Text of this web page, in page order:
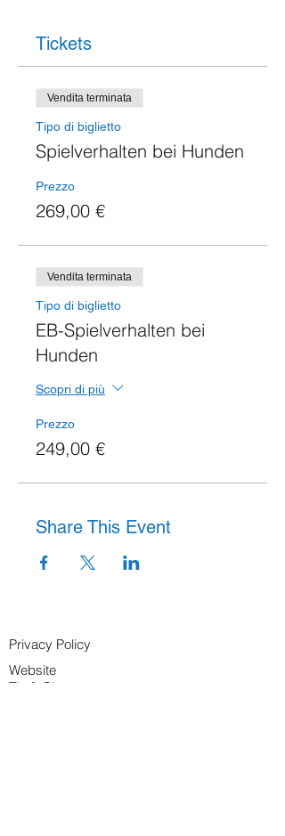
Tickets
Vendita terminata
Tipo di biglietto
Spielverhalten bei Hunden
Prezzo
269,00 €
Vendita terminata
Tipo di biglietto
EB-Spielverhalten bei
Hunden
Scopri di più
Prezzo
249,00 €
Share This Event
Privacy Policy
Website
T's & C's